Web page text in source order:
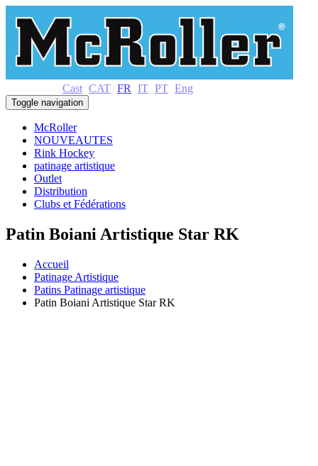
Cast CAT FR IT PT Eng
Toggle navigation
McRoller
NOUVEAUTES
Rink Hockey
patinage artistique
Outlet
Distribution
Clubs et Fédérations
Patin Boiani Artistique Star RK
Accueil
Patinage Artistique
Patins Patinage artistique
Patin Boiani Artistique Star RK